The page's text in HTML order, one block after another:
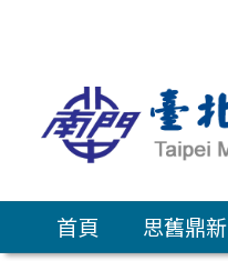
容
區
首頁 思舊鼎新